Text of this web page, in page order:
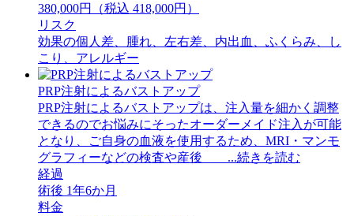
380,000円（税込 418,000円）
リスク
効果の個人差、腫れ、左右差、内出血、ふくらみ、し
こり、アレルギー
PRP注射によるバストアップ
PRP注射によるバストアップは、注入量を細かく調整
できるのでお悩みにそったオーダーメイド注入が可能
となり、ご自身の血液を使用するため、MRI・マンモ
グラフィーなどの検査や産後 ...続きを読む
経過
術後 1年6か月
料金